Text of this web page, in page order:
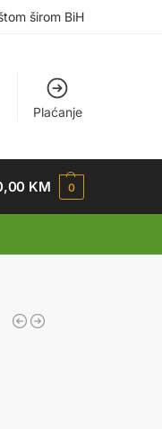
širom BiH
Plaćanje
KM 0